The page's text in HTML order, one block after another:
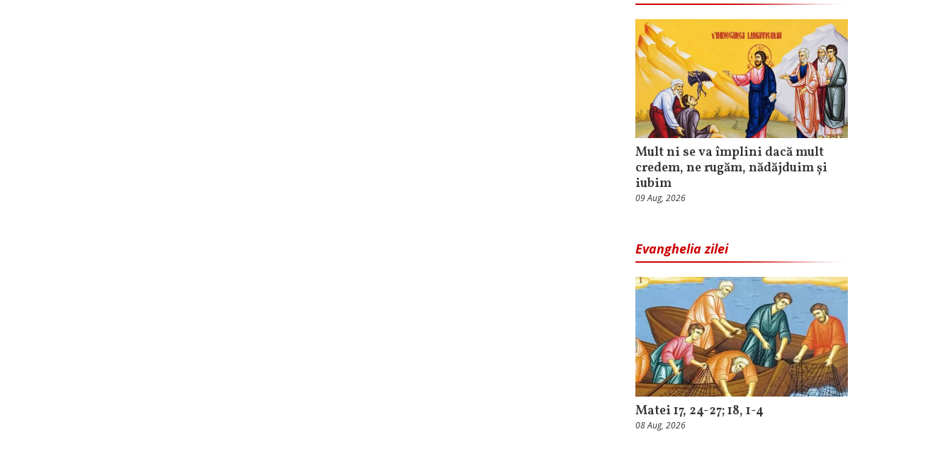
Mult ni se va împlini dacă mult
credem, ne rugăm, nădăjduim și
iubim
09 Aug, 2026
Evanghelia zilei
Matei 17, 24-27; 18, 1-4
08 Aug, 2026